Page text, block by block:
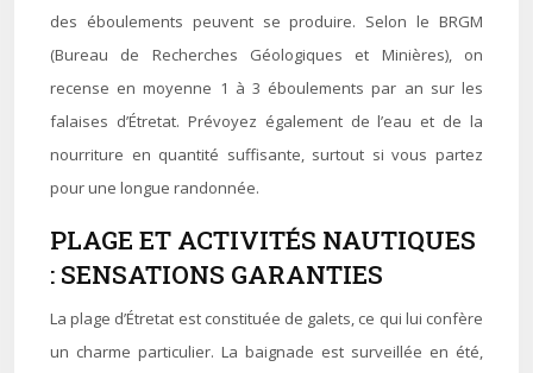
des éboulements peuvent se produire. Selon le BRGM
(Bureau de Recherches Géologiques et Minières), on
recense en moyenne 1 à 3 éboulements par an sur les
falaises d’Étretat. Prévoyez également de l’eau et de la
nourriture en quantité suffisante, surtout si vous partez
pour une longue randonnée.
PLAGE ET ACTIVITÉS NAUTIQUES
: SENSATIONS GARANTIES
La plage d’Étretat est constituée de galets, ce qui lui confère
un charme particulier. La baignade est surveillée en été,